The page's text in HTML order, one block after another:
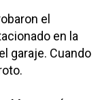
el
en la
garaje. Cuando